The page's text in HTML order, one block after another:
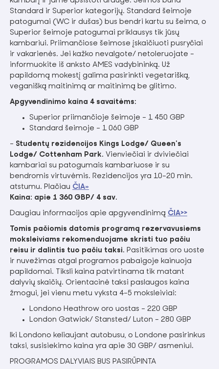
Standard ir Superior kategorijų. Standard šeimoje
patogumai (WC ir dušas) bus bendri kartu su šeima, o
Superior šeimoje patogumai priklausys tik jūsų
kambariui. Priimančiose šeimose įskaičiuoti pusryčiai
ir vakarienės. Jei kažko nevalgote/ netoleruojate -
informuokite iš anksto AMES vadybininką. Už
papildomą mokestį galima pasirinkti vegetarišką,
veganišką maitinimą ar maitinimą be glitimo.
Apgyvendinimo kaina 4 savaitėms:
Superior priimančioje šeimoje – 1 450 GBP
Standard šeimoje – 1 060 GBP
- Studentų rezidencijos Kings Lodge/ Queen's
Lodge/ Cottenham Park. Vienviečiai ir dviviečiai
kambariai su patogumais kambariuose ir su
bendromis virtuvėmis. Rezidencijos yra 10-20 min.
atstumu. Plačiau ČIA»
Kaina: apie 1 360 GBP/ 4 sav.
Daugiau informacijos apie apgyvendinimą ČIA>>
Tomis pačiomis datomis programą rezervavusiems
moksleiviams rekomenduojame skristi tuo pačiu
reisu ir dalintis tuo pačiu taksi. Pasitikimas oro uoste
ir nuvežimas atgal programos pabaigoje kainuoja
papildomai. Tiksli kaina patvirtinama tik matant
dalyvių skaičių. Orientacinė taksi paslaugos kaina
žmogui, jei vienu metu vyksta 4-5 moksleiviai:
Londono Heathrow oro uostas - 220 GBP
London Gatwick/ Stansted/ Luton - 280 GBP
Iki Londono keliaujant autobusu, o Londone pasirinkus
taksi, susisiekimo kaina yra apie 30 GBP/ asmeniui.
PROGRAMOS DALYVIAIS BUS PASIRŪPINTA